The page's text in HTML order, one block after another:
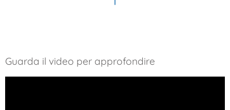
Guarda il video per approfondire